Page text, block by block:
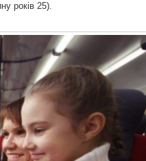
років 25).